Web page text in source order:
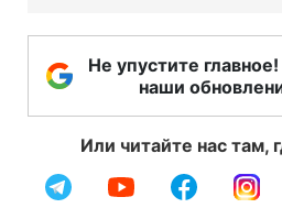
Не упустите
наши
Или читайте нас там,